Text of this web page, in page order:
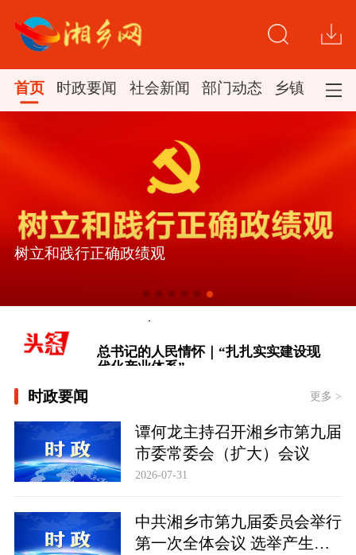
首页 时政要闻 社会新闻 部门动态 乡镇新闻
树立和践行正确政绩观
[微视频｜奋进开新局 实干挑大梁]
代化产业体系”
[微视频｜奋进开新局 实干挑大梁]
总书记的人民情怀｜“扎扎实实建设现
时政要闻 更多 >
谭何龙主持召开湘乡市第九届
市委常委会（扩大）会议
2026-07-31
中共湘乡市第九届委员会举行
第一次全体会议 选举产生新